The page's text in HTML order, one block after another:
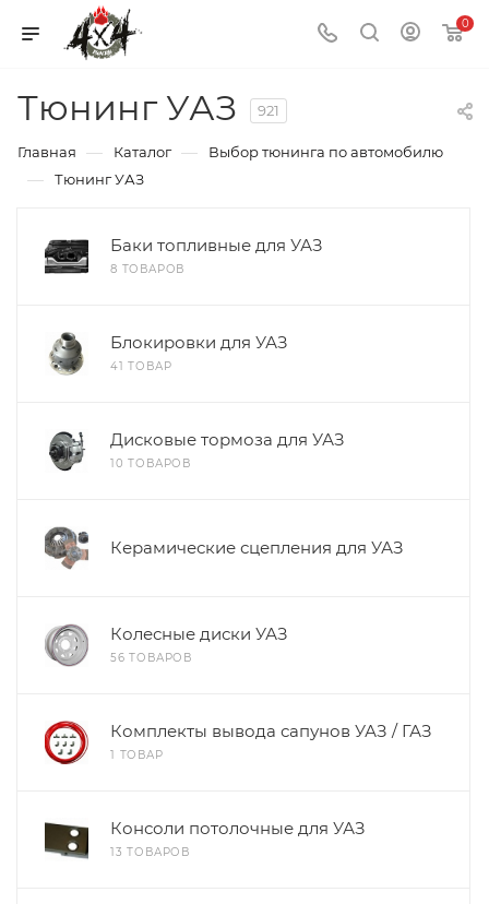
0
Тюнинг УАЗ 921
Главная — Каталог — Выбор тюнинга по автомобилю
— Тюнинг УАЗ
Баки топливные для УАЗ
8 ТОВАРОВ
Блокировки для УАЗ
41 ТОВАР
Дисковые тормоза для УАЗ
10 ТОВАРОВ
Керамические сцепления для УАЗ
Колесные диски УАЗ
56 ТОВАРОВ
Комплекты вывода сапунов УАЗ / ГАЗ
1 ТОВАР
Консоли потолочные для УАЗ
13 ТОВАРОВ